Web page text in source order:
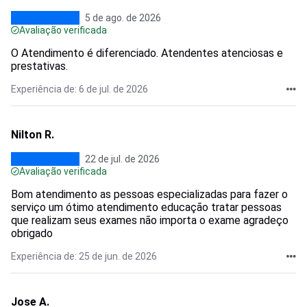
5 de ago. de 2026
Avaliação verificada
O Atendimento é diferenciado. Atendentes atenciosas e
prestativas.
Experiência de: 6 de jul. de 2026
Nilton R.
22 de jul. de 2026
Avaliação verificada
Bom atendimento as pessoas especializadas para fazer o
serviço um ótimo atendimento educação tratar pessoas
que realizam seus exames não importa o exame agradeço
obrigado
Experiência de: 25 de jun. de 2026
Jose A.